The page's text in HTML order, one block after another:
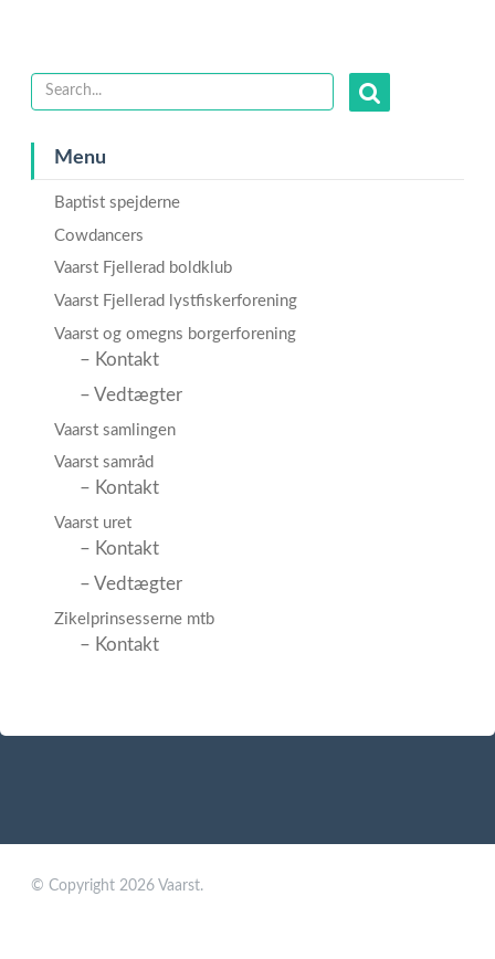
Menu
Baptist spejderne
Cowdancers
Vaarst Fjellerad boldklub
Vaarst Fjellerad lystfiskerforening
Vaarst og omegns borgerforening
– Kontakt
– Vedtægter
Vaarst samlingen
Vaarst samråd
– Kontakt
Vaarst uret
– Kontakt
– Vedtægter
Zikelprinsesserne mtb
– Kontakt
© Copyright 2026 Vaarst.